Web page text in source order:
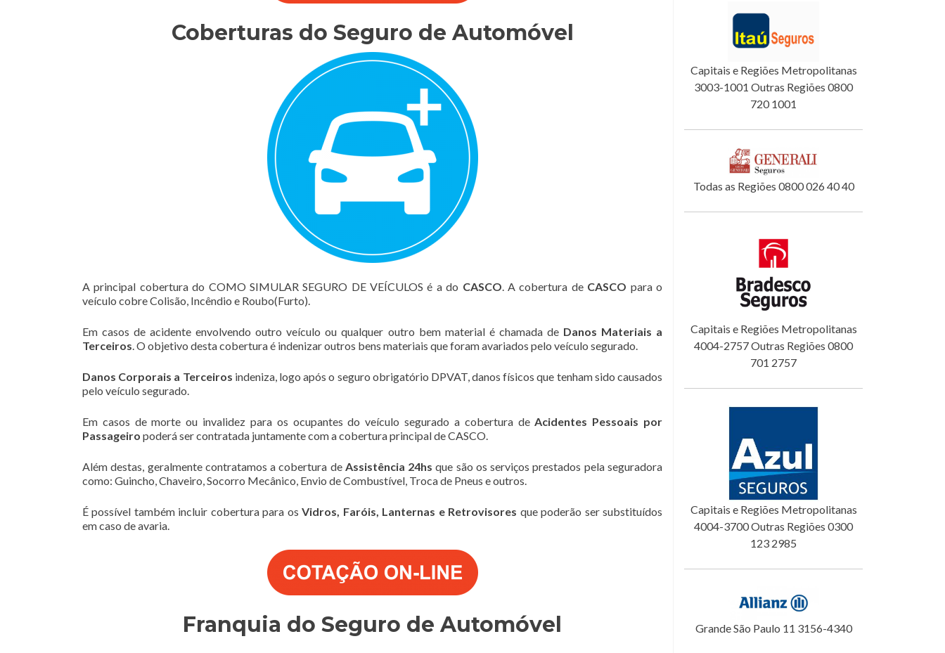
Coberturas do Seguro de Automóvel
A principal cobertura do COMO SIMULAR SEGURO DE VEÍCULOS é a do CASCO . A cobertura de CASCO para o
veículo cobre Colisão, Incêndio e Roubo(Furto).
Em casos de acidente envolvendo outro veículo ou qualquer outro bem material é chamada de Danos Materiais a
Terceiros . O objetivo desta cobertura é indenizar outros bens materiais que foram avariados pelo veículo segurado.
Danos Corporais a Terceiros indeniza, logo após o seguro obrigatório DPVAT, danos físicos que tenham sido causados
pelo veículo segurado.
Em casos de morte ou invalidez para os ocupantes do veículo segurado a cobertura de Acidentes Pessoais por
Passageiro poderá ser contratada juntamente com a cobertura principal de CASCO.
Além destas, geralmente contratamos a cobertura de Assistência 24hs que são os serviços prestados pela seguradora
como: Guincho, Chaveiro, Socorro Mecânico, Envio de Combustível, Troca de Pneus e outros.
É possível também incluir cobertura para osVidros, Faróis, Lanternas e Retrovisores que poderão ser substituídos
em caso de avaria.
Franquia do Seguro de Automóvel
Capitais e Regiões Metropolitanas
3003-1001 Outras Regiões 0800
720 1001
Todas as Regiões 0800 026 40 40
Capitais e Regiões Metropolitanas
4004-2757 Outras Regiões 0800
701 2757
Capitais e Regiões Metropolitanas
4004-3700 Outras Regiões 0300
123 2985
Grande São Paulo 11 3156-4340